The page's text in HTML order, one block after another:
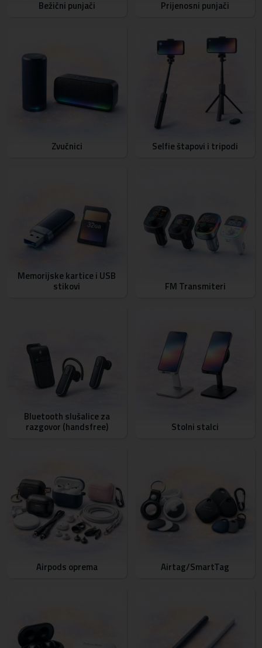
Bežični punjači Prijenosni punjači
Zvučnici Selfie štapovi i tripodi
Memorijske kartice i USB
stikovi FM Transmiteri
Bluetooth slušalice za
razgovor (handsfree) Stolni stalci
Airpods oprema Airtag/SmartTag